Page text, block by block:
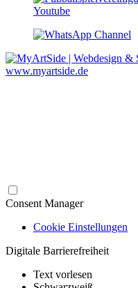
www.myartside.de
Consent Manager
Cookie Einstellungen
Digitale Barrierefreiheit
Text vorlesen